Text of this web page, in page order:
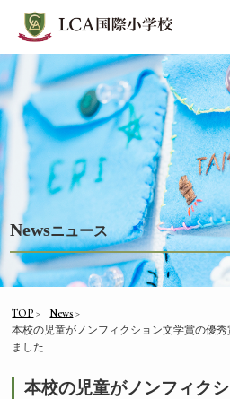
Newsニュース
TOP
News
本校の児童がノンフィクション文学賞の優
ました
本校の児童がノンフィク